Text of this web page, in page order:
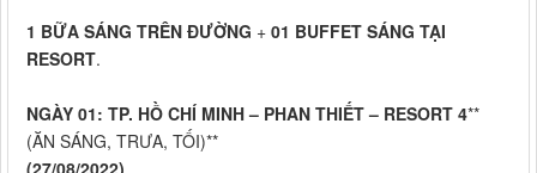
1 BỮA SÁNG TRÊN ĐƯỜNG + 01 BUFFET SÁNG TẠI
RESORT.
NGÀY 01: TP. HỒ CHÍ MINH – PHAN THIẾT – RESORT 4**
(ĂN SÁNG, TRƯA, TỐI)**